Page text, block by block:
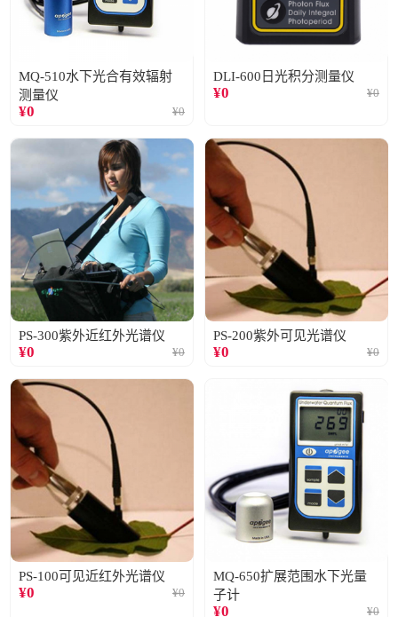
MQ-510水下光合有效辐射
测量仪
¥0 ¥0
DLI-600日光积分测量仪
¥0 ¥0
PS-300紫外近红外光谱仪
¥0 ¥0
PS-200紫外可见光谱仪
¥0 ¥0
PS-100可见近红外光谱仪
¥0 ¥0
MQ-650扩展范围水下光量
子计
¥0 ¥0